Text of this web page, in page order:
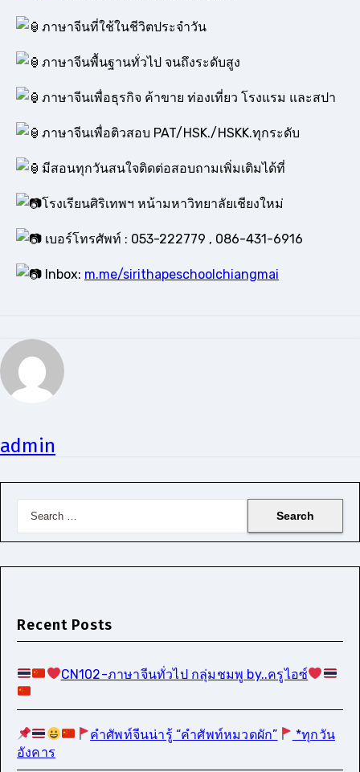
ภาษาจีนที่ใช้ในชีวิตประจำวัน
ภาษาจีนพื้นฐานทั่วไป จนถึงระดับสูง
ภาษาจีนเพื่อธุรกิจ ค้าขาย ท่องเที่ยว โรงแรม และสปา
ภาษาจีนเพื่อติวสอบ PAT/HSK./HSKK.ทุกระดับ
มีสอนทุกวันสนใจติดต่อสอบถามเพิ่มเติมได้ที่
โรงเรียนศิริเทพฯ หน้ามหาวิทยาลัยเชียงใหม่
เบอร์โทรศัพท์ : 053-222779 , 086-431-6916
Inbox: m.me/sirithapeschoolchiangmai
admin
Search
for:
Recent Posts
CN102-ภาษาจีนทั่วไป กลุ่มชมพู by..ครูไอซ์
คำศัพท์จีนน่ารู้ “คำศัพท์หมวดผัก”
*ทุกวัน
อังคาร